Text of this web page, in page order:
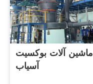
ماشین آلات بوکسیت
آسیاب